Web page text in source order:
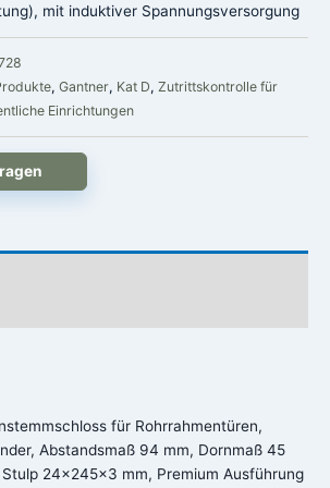
mit induktiver Spannungsversorgung
, Gantner, Kat D, Zutrittskontrolle für
Einrichtungen
für Rohrrahmentüren,
Abstandsmaß 94 mm, Dornmaß 45
24x245x3 mm, Premium Ausführung